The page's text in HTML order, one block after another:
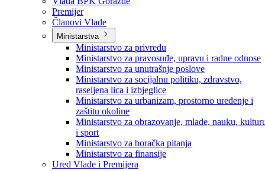
Sjednice skupštine
Vlada
Vlada BPK Goražde
Premijer
Članovi Vlade
Ministarstva
Ministarstvo za privredu
Ministarstvo za pravosuđe, upravu i radne odnose
Ministarstvo za unutrašnje poslove
Ministarstvo za socijalnu politiku, zdravstvo,
raseljena lica i izbjeglice
Ministarstvo za urbanizam, prostorno uređenje i
zaštitu okoline
Ministarstvo za obrazovanje, mlade, nauku,
i sport